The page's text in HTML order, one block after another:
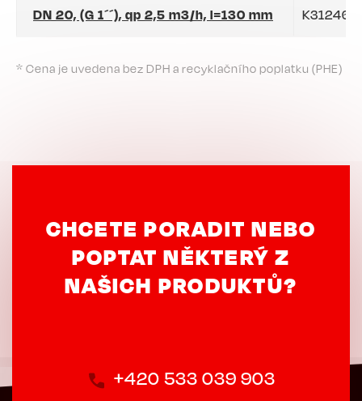
DN 20, (G 1´´), qp 2,5 m3/h, l=130 mm
* Cena je uvedena bez DPH a recyklačního poplatku (PHE)
CHCETE PORADIT NEBO
POPTAT NĚKTERÝ Z
NAŠICH PRODUKTŮ?
+420 533 039 903